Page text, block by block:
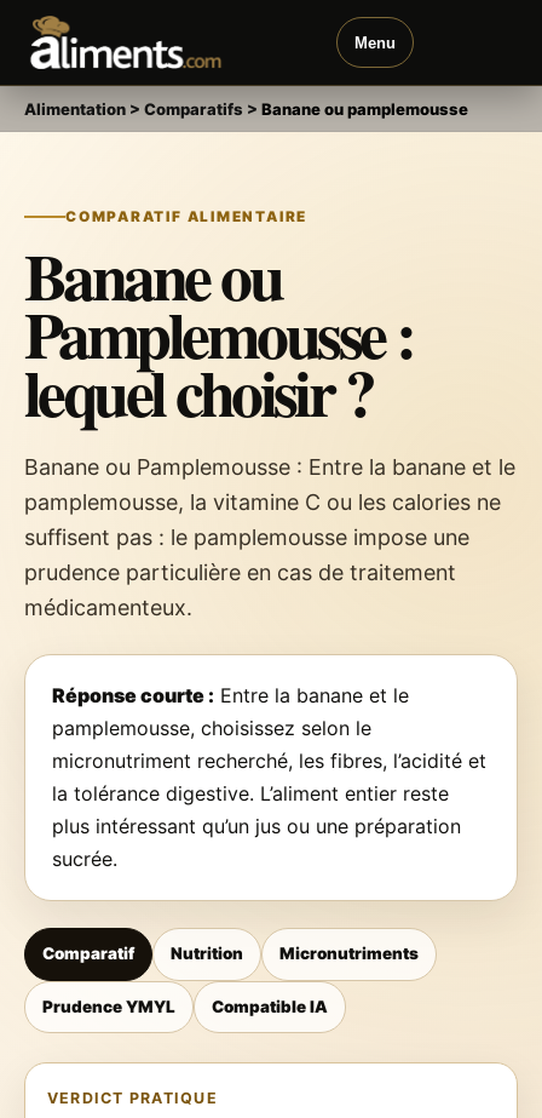
Menu
Alimentation > Comparatifs > Banane ou pamplemousse
COMPARATIF ALIMENTAIRE
Banane ou
Pamplemousse :
lequel choisir ?
Banane ou Pamplemousse : Entre la banane et le
pamplemousse, la vitamine C ou les calories ne
suffisent pas : le pamplemousse impose une
prudence particulière en cas de traitement
médicamenteux.
Réponse courte : Entre la banane et le
pamplemousse, choisissez selon le
micronutriment recherché, les fibres, l’acidité et
la tolérance digestive. L’aliment entier reste
plus intéressant qu’un jus ou une préparation
sucrée.
Comparatif Nutrition Micronutriments
Prudence YMYL Compatible IA
VERDICT PRATIQUE